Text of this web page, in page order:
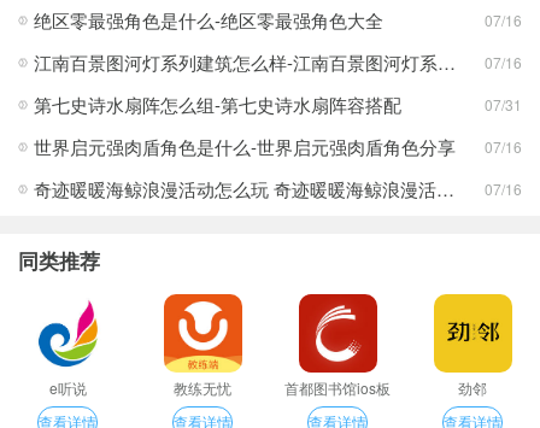
绝区零最强角色是什么-绝区零最强角色大全 07/16
江南百景图河灯系列建筑怎么样-江南百景图河灯系列建筑分享 07/16
第七史诗水扇阵怎么组-第七史诗水扇阵容搭配 07/31
世界启元强肉盾角色是什么-世界启元强肉盾角色分享 07/16
奇迹暖暖海鲸浪漫活动怎么玩 奇迹暖暖海鲸浪漫活动玩法一览 07/16
同类推荐
e听说
查看详情
教练无忧
查看详情
首都图书馆ios板
查看详情
劲邻
查看详情